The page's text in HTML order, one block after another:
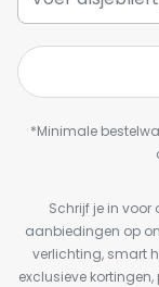
*Minimale
Schrijf je in voor
aanbiedingen op
verlichting, smart
exclusieve